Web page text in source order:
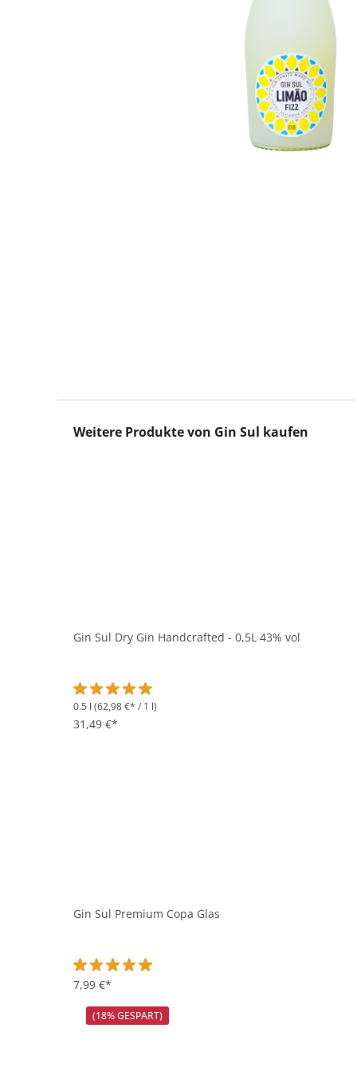
Produktgalerie überspringen
Weitere Produkte von Gin Sul kaufen
Gin Sul Dry Gin Handcrafted - 0,5L 43% vol
Durchschnittliche Bewertung von 4.9 von 5 Sternen
0.5 l (62,98 €* / 1 l)
31,49 €*
Gin Sul Premium Copa Glas
Durchschnittliche Bewertung von 5 von 5 Sternen
7,99 €*
(18% GESPART)